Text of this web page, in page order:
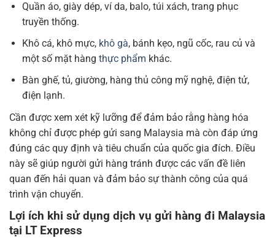
Quần áo, giày dép, ví da, balo, túi xách, trang phục
truyền thống.
Khô cá, khô mực, khô gà, bánh kẹo, ngũ cốc, rau củ và
một số mặt hàng thực phẩm khác.
Bàn ghế, tủ, giường, hàng thủ công mỹ nghệ, điện tử,
điện lạnh.
Cần được xem xét kỹ lưỡng để đảm bảo rằng hàng hóa
không chỉ được phép gửi sang Malaysia mà còn đáp ứng
đúng các quy định và tiêu chuẩn của quốc gia đích. Điều
này sẽ giúp người gửi hàng tránh được các vấn đề liên
quan đến hải quan và đảm bảo sự thành công của quá
trình vận chuyển.
Lợi ích khi sử dụng dịch vụ gửi hàng đi Malaysia
tại LT Express